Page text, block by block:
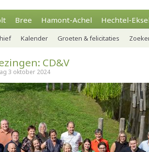
Bree Hamont-Achel Hechtel-
Kalender Groeten & felicitaties
CD&V
3 oktober 2024